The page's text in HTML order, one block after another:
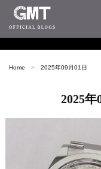
Home 2025年09月01日
2025年